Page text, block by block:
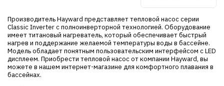
Производитель Hayward представляет тепловой насос серии
Classic Inverter с полноинверторной технологией. Оборудование
имеет титановый нагреватель, который обеспечивает быстрый
нагрев и поддержание желаемой температуры воды в бассейне.
Модель обладает понятным пользовательским интерфейсом с LED
дисплеем. Приобрести тепловой насос от компании Hayward, вы
можете в нашем интернет-магазине для комфортного плавания в
бассейнах.